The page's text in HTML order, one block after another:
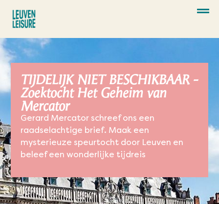
TIJDELIJK NIET BESCHIKBAAR -
Zoektocht Het Geheim van
Mercator
Gerard Mercator schreef ons een
raadselachtige brief. Maak een
mysterieuze speurtocht door Leuven en
beleef een wonderlijke tijdreis